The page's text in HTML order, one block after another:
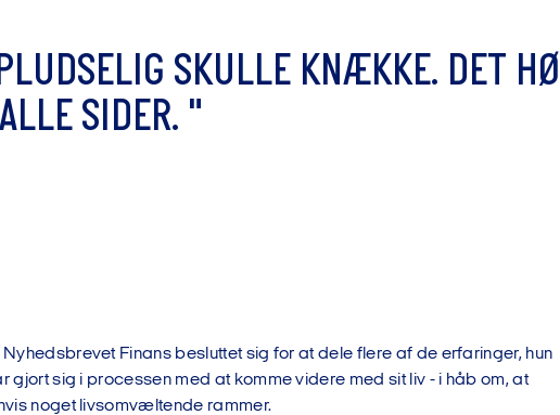
LUDSELIG SKULLE KNÆKKE. DET HØ
ALLE SIDER. "
Finans besluttet sig for at dele flere af de erfaringer, hun
sig i processen med at komme videre med sit liv - i håb om, at
noget livsomvæltende rammer.